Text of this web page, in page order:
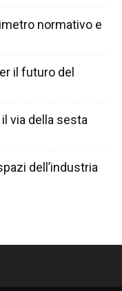
normativo e
il futuro del
via della sesta
dell’industria